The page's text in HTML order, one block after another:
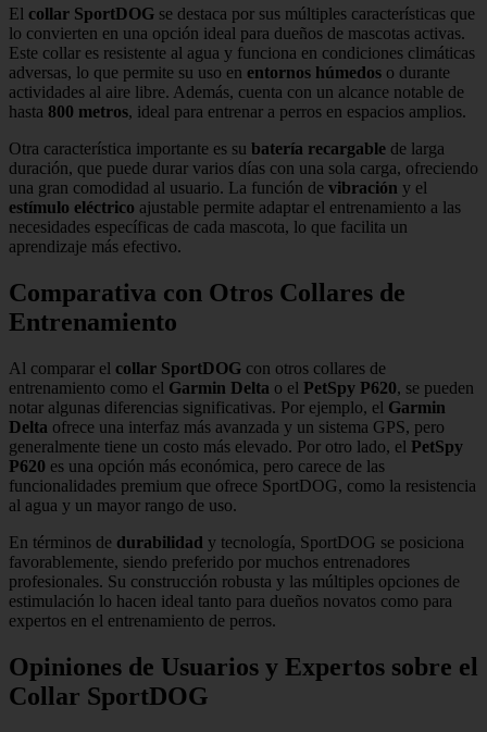
El collar SportDOG se destaca por sus múltiples características que
lo convierten en una opción ideal para dueños de mascotas activas.
Este collar es resistente al agua y funciona en condiciones climáticas
adversas, lo que permite su uso en entornos húmedos o durante
actividades al aire libre. Además, cuenta con un alcance notable de
hasta 800 metros, ideal para entrenar a perros en espacios amplios.
Otra característica importante es su batería recargable de larga
duración, que puede durar varios días con una sola carga, ofreciendo
una gran comodidad al usuario. La función de vibración y el
estímulo eléctrico ajustable permite adaptar el entrenamiento a las
necesidades específicas de cada mascota, lo que facilita un
aprendizaje más efectivo.
Comparativa con Otros Collares de
Entrenamiento
Al comparar el collar SportDOG con otros collares de
entrenamiento como el Garmin Delta o el PetSpy P620, se pueden
notar algunas diferencias significativas. Por ejemplo, el Garmin
Delta ofrece una interfaz más avanzada y un sistema GPS, pero
generalmente tiene un costo más elevado. Por otro lado, el PetSpy
P620 es una opción más económica, pero carece de las
funcionalidades premium que ofrece SportDOG, como la resistencia
al agua y un mayor rango de uso.
En términos de durabilidad y tecnología, SportDOG se posiciona
favorablemente, siendo preferido por muchos entrenadores
profesionales. Su construcción robusta y las múltiples opciones de
estimulación lo hacen ideal tanto para dueños novatos como para
expertos en el entrenamiento de perros.
Opiniones de Usuarios y Expertos sobre el
Collar SportDOG